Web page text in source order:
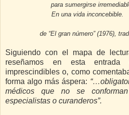
para sumergirse
En una vida inconcebible.
de “El gran número” (1976),
Siguiendo con el mapa de
reseñamos en esta entrada
imprescindibles o, como
forma algo más áspera:
médicos que no se
especialistas o curanderos”.